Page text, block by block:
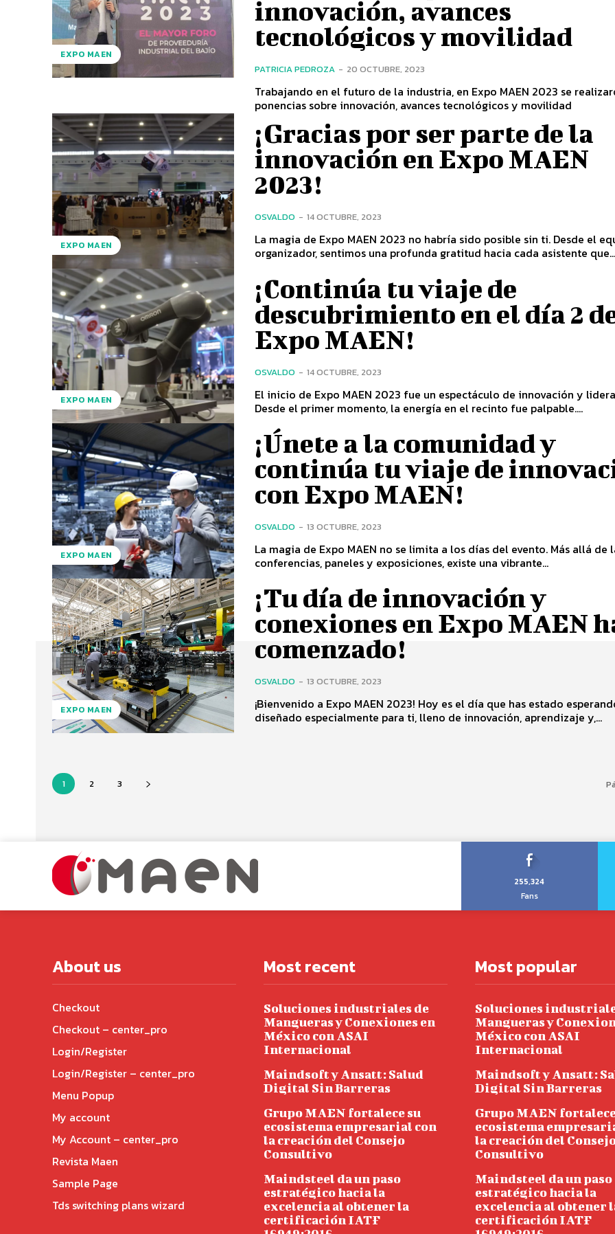
EXPO MAEN
innovación, avances
tecnológicos y movilidad
PATRICIA PEDROZA - 20 OCTUBRE, 2023
Trabajando en el futuro de la industria, en Expo MAEN 2023 se
ponencias sobre innovación, avances tecnológicos y movilidad
EXPO MAEN
¡Gracias por ser parte de la
innovación en Expo MAEN
2023!
OSVALDO - 14 OCTUBRE, 2023
La magia de Expo MAEN 2023 no habría sido posible sin ti. Desde el
organizador, sentimos una profunda gratitud hacia cada asistente que...
EXPO MAEN
¡Continúa tu viaje de
descubrimiento en el día 2
Expo MAEN!
OSVALDO - 14 OCTUBRE, 2023
El inicio de Expo MAEN 2023 fue un espectáculo de innovación y
Desde el primer momento, la energía en el recinto fue palpable....
EXPO MAEN
¡Únete a la comunidad y
continúa tu viaje de
con Expo MAEN!
OSVALDO - 13 OCTUBRE, 2023
La magia de Expo MAEN no se limita a los días del evento. Más allá de
conferencias, paneles y exposiciones, existe una vibrante...
EXPO MAEN
¡Tu día de innovación y
conexiones en Expo MAEN
comenzado!
OSVALDO - 13 OCTUBRE, 2023
¡Bienvenido a Expo MAEN 2023! Hoy es el día que has estado
diseñado especialmente para ti, lleno de innovación, aprendizaje y,...
1 2 3
255,324
Fans
About us
Checkout
Checkout – center_pro
Login/Register
Login/Register – center_pro
Menu Popup
My account
My Account – center_pro
Revista Maen
Sample Page
Tds switching plans wizard
Most recent
Soluciones industriales de
Mangueras y Conexiones en
México con ASAI
Internacional
Maindsoft y Ansatt: Salud
Digital Sin Barreras
Grupo MAEN fortalece su
ecosistema empresarial con
la creación del Consejo
Consultivo
Maindsteel da un paso
estratégico hacia la
excelencia al obtener la
certificación IATF
Most popular
Soluciones
Mangueras y
México con ASAI
Internacional
Maindsoft y Ansatt:
Digital Sin Barreras
Grupo MAEN
ecosistema
la creación del
Consultivo
Maindsteel da un paso
estratégico hacia la
excelencia al obtener
certificación IATF